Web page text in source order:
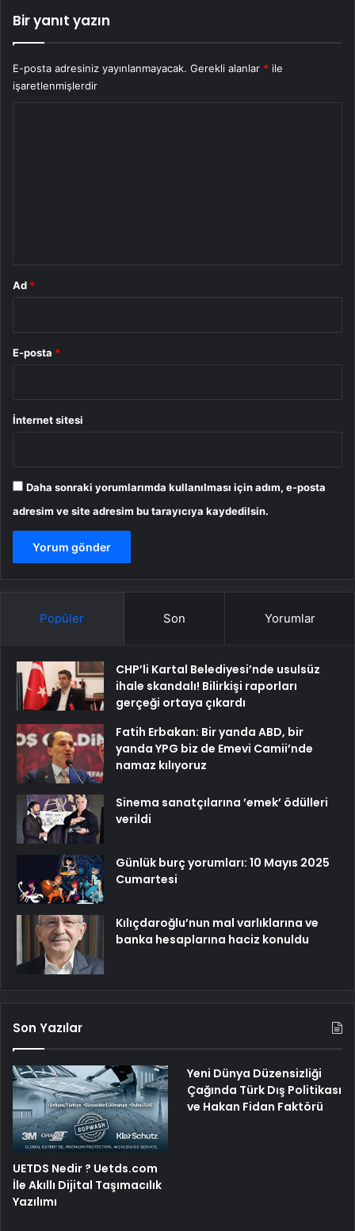
Bir yanıt yazın
E-posta adresiniz yayınlanmayacak. Gerekli alanlar * ile
işaretlenmişlerdir
Ad *
E-posta *
İnternet sitesi
Daha sonraki yorumlarımda kullanılması için adım, e-posta
adresim ve site adresim bu tarayıcıya kaydedilsin.
Popüler Son Yorumlar
CHP’li Kartal Belediyesi’nde usulsüz
ihale skandalı! Bilirkişi raporları
gerçeği ortaya çıkardı
Fatih Erbakan: Bir yanda ABD, bir
yanda YPG biz de Emevi Camii’nde
namaz kılıyoruz
Sinema sanatçılarına ’emek’ ödülleri
verildi
Günlük burç yorumları: 10 Mayıs 2025
Cumartesi
Kılıçdaroğlu’nun mal varlıklarına ve
banka hesaplarına haciz konuldu
Son Yazılar
UETDS Nedir ? Uetds.com
İle Akıllı Dijital Taşımacılık
Yazılımı
Yeni Dünya Düzensizliği
Çağında Türk Dış Politikası
ve Hakan Fidan Faktörü